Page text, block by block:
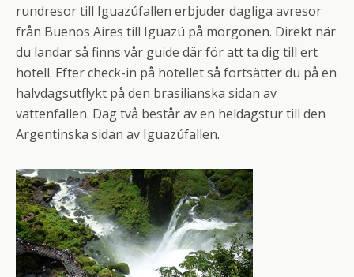
rundresor till Iguazúfallen erbjuder dagliga avresor
från Buenos Aires till Iguazú på morgonen. Direkt när
du landar så finns vår guide där för att ta dig till ert
hotell. Efter check-in på hotellet så fortsätter du på en
halvdagsutflykt på den brasilianska sidan av
vattenfallen. Dag två består av en heldagstur till den
Argentinska sidan av Iguazúfallen.